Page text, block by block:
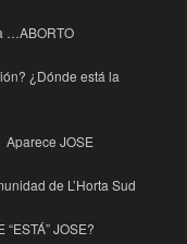
…ABORTO
¿Dónde está la
Aparece JOSE
de L’Horta Sud
“ESTÁ” JOSE?